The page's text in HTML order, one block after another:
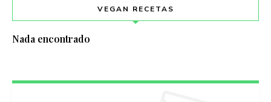
VEGAN RECETAS
Nada encontrado